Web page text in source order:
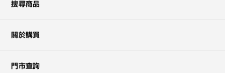
搜尋商品
關於購買
門市查詢